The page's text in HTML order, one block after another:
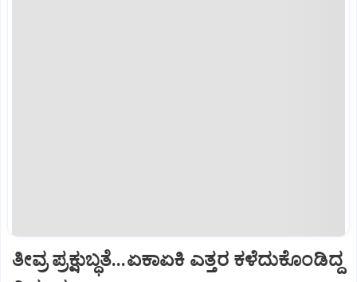
ತೀವ್ರ ಪ್ರಕ್ಷುಬ್ಧತೆ...ಏಕಾಏಕಿ ಎತ್ತರ ಕಳೆದುಕೊಂಡಿದ್ದ